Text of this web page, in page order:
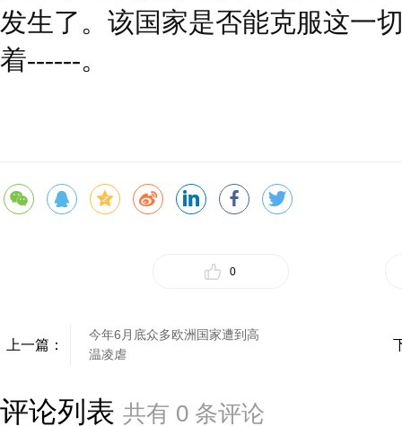
发生了。该国家是否能克服这一
着------。
0
上一篇：
今年6月底众多欧洲国家遭到高
温凌虐
评论列表 共有 0 条评论